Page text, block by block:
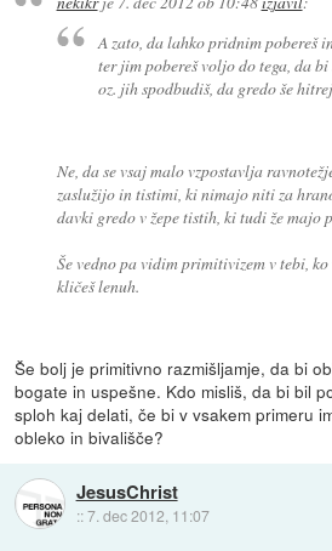
A zato, da lahko pridnim pobereš
ter jim pobereš voljo do tega, da
oz. jih spodbudiš, da gredo še
Ne, da se vsaj malo vzpostavlja
zaslužijo in tistimi, ki nimajo niti za
davki gredo v žepe tistih, ki tudi že majo
Še vedno pa vidim primitivizem v tebi, ko
kličeš lenuh.
Še bolj je primitivno razmišljamje, da bi
bogate in uspešne. Kdo misliš, da bi bil
sploh kaj delati, če bi v vsakem primeru
obleko in bivališče?
JesusChrist
::7. dec 2012, 11:07